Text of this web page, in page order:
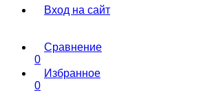
Вход на сайт
Сравнение
0
Избранное
0